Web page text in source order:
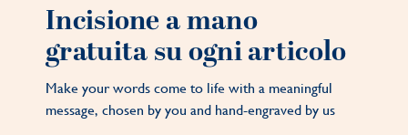
Incisione a mano
gratuita su ogni articolo
Make your words come to life with a meaningful
message, chosen by you and hand-engraved by us